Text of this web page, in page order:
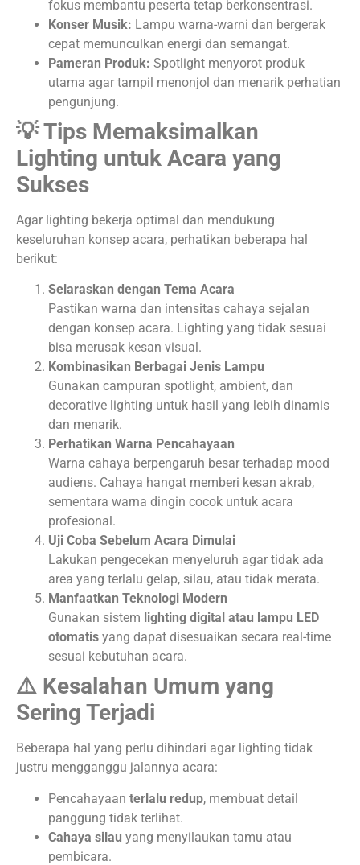
fokus membantu peserta tetap berkonsentrasi.
Konser Musik: Lampu warna-warni dan bergerak
cepat memunculkan energi dan semangat.
Pameran Produk: Spotlight menyorot produk
utama agar tampil menonjol dan menarik perhatian
pengunjung.
💡 Tips Memaksimalkan
Lighting untuk Acara yang
Sukses
Agar lighting bekerja optimal dan mendukung
keseluruhan konsep acara, perhatikan beberapa hal
berikut:
Selaraskan dengan Tema Acara
Pastikan warna dan intensitas cahaya sejalan
dengan konsep acara. Lighting yang tidak sesuai
bisa merusak kesan visual.
Kombinasikan Berbagai Jenis Lampu
Gunakan campuran spotlight, ambient, dan
decorative lighting untuk hasil yang lebih dinamis
dan menarik.
Perhatikan Warna Pencahayaan
Warna cahaya berpengaruh besar terhadap mood
audiens. Cahaya hangat memberi kesan akrab,
sementara warna dingin cocok untuk acara
profesional.
Uji Coba Sebelum Acara Dimulai
Lakukan pengecekan menyeluruh agar tidak ada
area yang terlalu gelap, silau, atau tidak merata.
Manfaatkan Teknologi Modern
Gunakan sistem lighting digital atau lampu LED
otomatis yang dapat disesuaikan secara real-time
sesuai kebutuhan acara.
⚠️ Kesalahan Umum yang
Sering Terjadi
Beberapa hal yang perlu dihindari agar lighting tidak
justru mengganggu jalannya acara:
Pencahayaan terlalu redup, membuat detail
panggung tidak terlihat.
Cahaya silau yang menyilaukan tamu atau
pembicara.